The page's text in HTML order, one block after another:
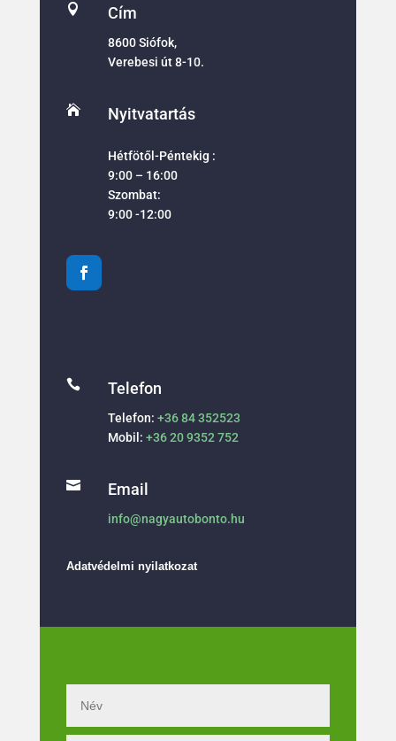
 Cím
8600 Siófok,
Verebesi út 8-10.
 Nyitvatartás
Hétfötől-Péntekig :
9:00 – 16:00
Szombat:
9:00 -12:00
 Telefon
Telefon: +36 84 352523
Mobil: +36 20 9352 752
 Email
info@nagyautobonto.hu
Adatvédelmi nyilatkozat